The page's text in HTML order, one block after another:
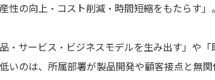
性の向上・コスト削減・時間短縮をもたらす
・サービス・ビジネスモデルを生み出す」や
いのは、所属部署が製品開発や顧客接点と無